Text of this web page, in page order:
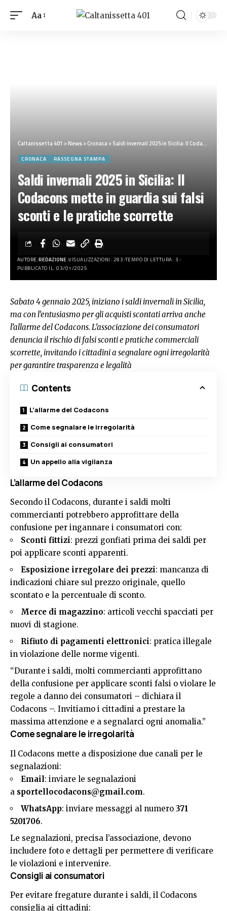
Aa
Caltanissetta 401 >News>Cronaca>Saldi invernali 2025 in Sicilia: Il Codacons mette in guardia sui falsi sconti e le pratiche scorrette
CRONACA RASSEGNA STAMPA
Saldi invernali 2025 in Sicilia: Il
Codacons mette in guardia sui falsi
sconti e le pratiche scorrette
AUTORE:REDAZIONE VISUALIZZAZIONI: 283 TEMPO DI LETTURA: 3
PUBBLICATO IL: 03/01/2025
Sabato 4 gennaio 2025, iniziano i saldi invernali in Sicilia,
ma con l’entusiasmo per gli acquisti scontati arriva anche
l’allarme del Codacons. L’associazione dei consumatori
denuncia il rischio di falsi sconti e pratiche commerciali
scorrette, invitando i cittadini a segnalare ogni irregolarità
per garantire trasparenza e legalità
Contents
L’allarme del Codacons
Come segnalare le irregolarità
Consigli ai consumatori
Un appello alla vigilanza
L’allarme del Codacons
Secondo il Codacons, durante i saldi molti
commercianti potrebbero approfittare della
confusione per ingannare i consumatori con:
Sconti fittizi: prezzi gonfiati prima dei saldi per
poi applicare sconti apparenti.
Esposizione irregolare dei prezzi: mancanza di
indicazioni chiare sul prezzo originale, quello
scontato e la percentuale di sconto.
Merce di magazzino: articoli vecchi spacciati per
nuovi di stagione.
Rifiuto di pagamenti elettronici: pratica illegale
in violazione delle norme vigenti.
“Durante i saldi, molti commercianti approfittano
della confusione per applicare sconti falsi o violare le
regole a danno dei consumatori – dichiara il
Codacons –. Invitiamo i cittadini a prestare la
massima attenzione e a segnalarci ogni anomalia.”
Come segnalare le irregolarità
Il Codacons mette a disposizione due canali per le
segnalazioni:
Email: inviare le segnalazioni
a sportellocodacons@gmail.com.
WhatsApp: inviare messaggi al numero 371
5201706.
Le segnalazioni, precisa l’associazione, devono
includere foto e dettagli per permettere di verificare
le violazioni e intervenire.
Consigli ai consumatori
Per evitare fregature durante i saldi, il Codacons
consiglia ai cittadini: